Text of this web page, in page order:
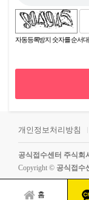
자동등록방지 숫자를 순서
홈
개인정보처리방침
공식접수센터 주식회
Copyright © 공식접수